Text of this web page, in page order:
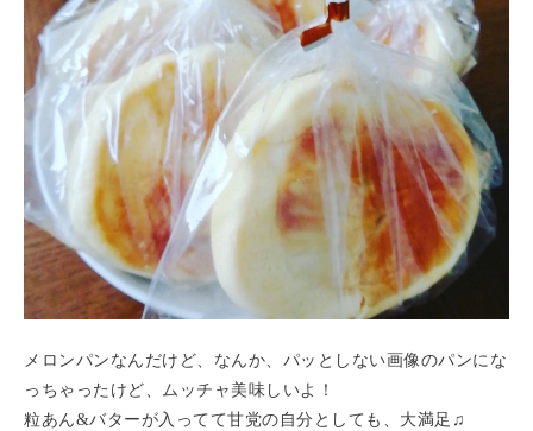
メロンパンなんだけど、なんか、パッとしない画像のパンにな
っちゃったけど、ムッチャ美味しいよ！
粒あん&バターが入ってて甘党の自分としても、大満足♫